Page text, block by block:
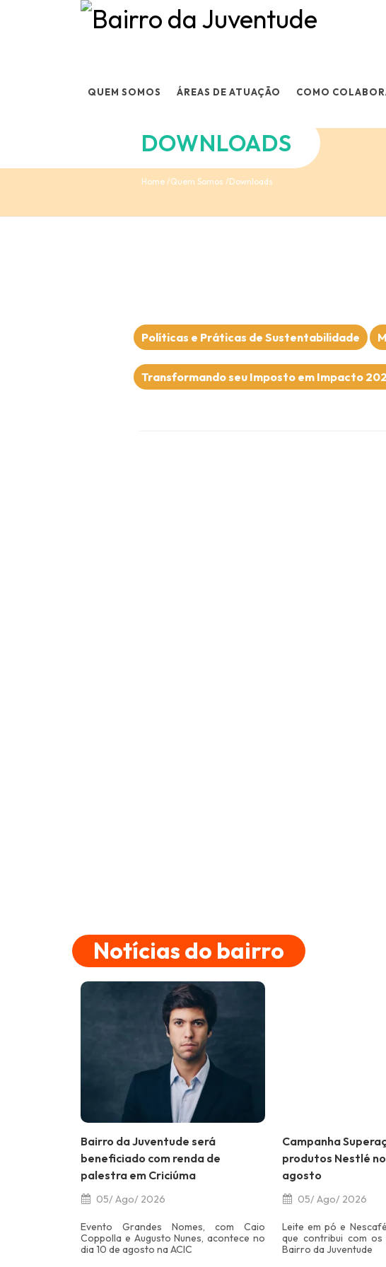
QUEM SOMOS ÁREAS DE ATUAÇÃO COMO
DOWNLOADS
Home Quem Somos Downloads
Políticas e Práticas de Sustentabilidade
Transformando seu Imposto em Impacto
Notícias do bairro
Bairro da Juventude será
beneficiado com renda de
palestra em Criciúma
05/ Ago/ 2026
Evento Grandes Nomes, com Caio
Coppolla e Augusto Nunes, acontece no
dia 10 de agosto na ACIC
Campanha
produtos Nestlé
agosto
05/ Ago/ 2026
Leite em pó e
que contribui com
Bairro da Juventude